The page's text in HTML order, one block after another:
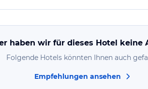
haben wir für dieses Hotel keine
Folgende Hotels könnten Ihnen auch
Empfehlungen ansehen